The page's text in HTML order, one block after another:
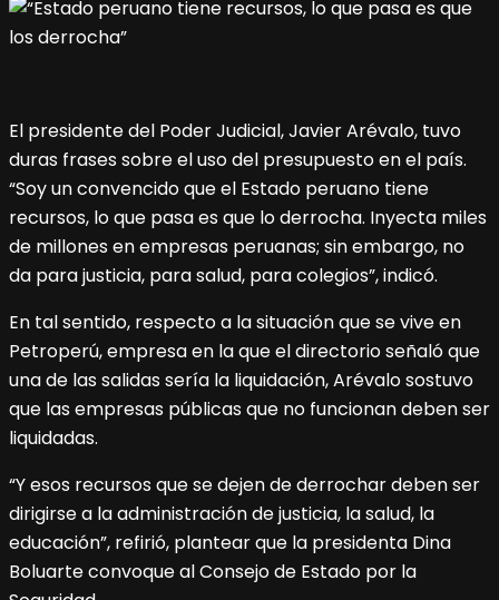
El presidente del Poder Judicial, Javier Arévalo, tuvo
duras frases sobre el uso del presupuesto en el país.
“Soy un convencido que el Estado peruano tiene
recursos, lo que pasa es que lo derrocha. Inyecta miles
de millones en empresas peruanas; sin embargo, no
da para justicia, para salud, para colegios”, indicó.
En tal sentido, respecto a la situación que se vive en
Petroperú, empresa en la que el directorio señaló que
una de las salidas sería la liquidación, Arévalo sostuvo
que las empresas públicas que no funcionan deben ser
liquidadas.
“Y esos recursos que se dejen de derrochar deben ser
dirigirse a la administración de justicia, la salud, la
educación”, refirió, plantear que la presidenta Dina
Boluarte convoque al Consejo de Estado por la